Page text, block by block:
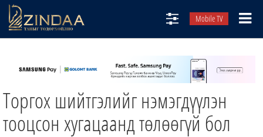
Mobile TV
ТВ8
ӨГЛӨӨНИЙ СОНИН
АУДИО ЗОХИОЛ
Торгох шийтгэлийг нэмэгдүүлэн
тооцсон хугацаанд төлөөгүй бол